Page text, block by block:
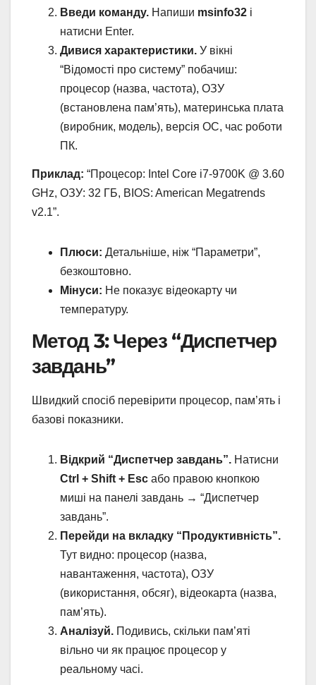
Введи команду. Напиши msinfo32 і
натисни Enter.
Дивися характеристики. У вікні
“Відомості про систему” побачиш:
процесор (назва, частота), ОЗУ
(встановлена пам’ять), материнська плата
(виробник, модель), версія ОС, час роботи
ПК.
Приклад: “Процесор: Intel Core i7-9700K @ 3.60
GHz, ОЗУ: 32 ГБ, BIOS: American Megatrends
v2.1”.
Плюси: Детальніше, ніж “Параметри”,
безкоштовно.
Мінуси: Не показує відеокарту чи
температуру.
Метод 3: Через “Диспетчер
завдань”
Швидкий спосіб перевірити процесор, пам’ять і
базові показники.
Відкрий “Диспетчер завдань”. Натисни
Ctrl + Shift + Esc або правою кнопкою
миші на панелі завдань → “Диспетчер
завдань”.
Перейди на вкладку “Продуктивність”.
Тут видно: процесор (назва,
навантаження, частота), ОЗУ
(використання, обсяг), відеокарта (назва,
пам’ять).
Аналізуй. Подивись, скільки пам’яті
вільно чи як працює процесор у
реальному часі.